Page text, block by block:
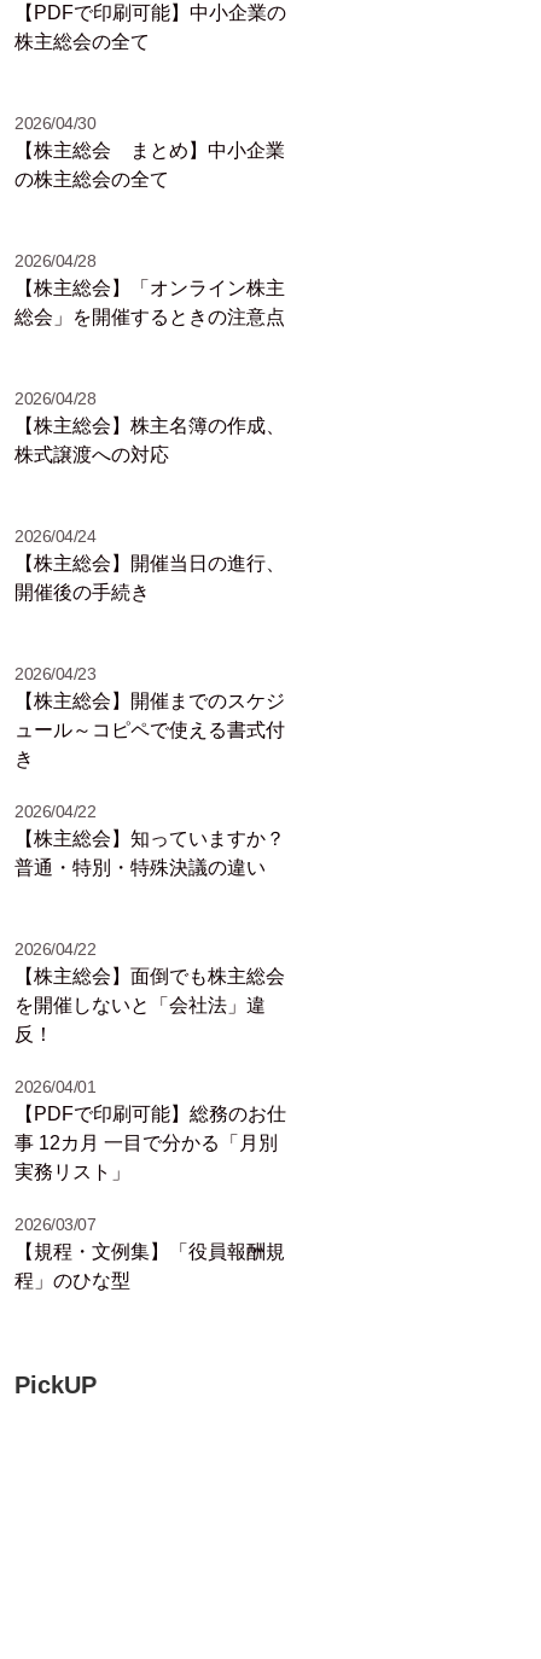
【PDFで印刷可能】中小企業の
株主総会の全て
2026/04/30
【株主総会 まとめ】中小企業
の株主総会の全て
2026/04/28
【株主総会】「オンライン株主
総会」を開催するときの注意点
2026/04/28
【株主総会】株主名簿の作成、
株式譲渡への対応
2026/04/24
【株主総会】開催当日の進行、
開催後の手続き
2026/04/23
【株主総会】開催までのスケジ
ュール～コピペで使える書式付
き
2026/04/22
【株主総会】知っていますか？
普通・特別・特殊決議の違い
2026/04/22
【株主総会】面倒でも株主総会
を開催しないと「会社法」違
反！
2026/04/01
【PDFで印刷可能】総務のお仕
事 12カ月 一目で分かる「月別
実務リスト」
2026/03/07
【規程・文例集】「役員報酬規
程」のひな型
PickUP